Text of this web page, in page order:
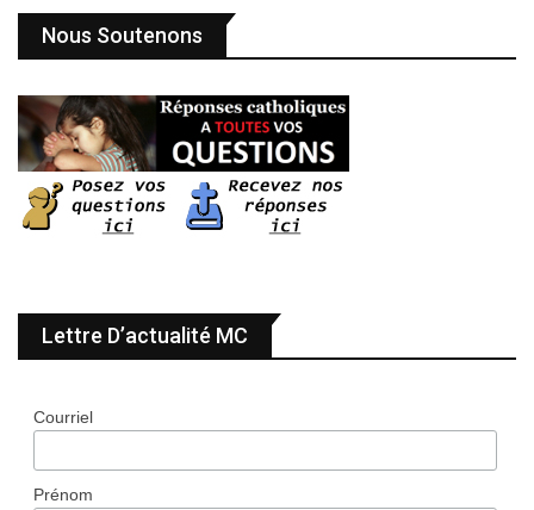
Nous Soutenons
Lettre D’actualité MC
Courriel
Prénom